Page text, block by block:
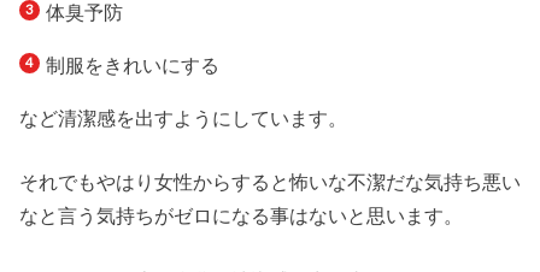
体臭予防
制服をきれいにする
など清潔感を出すようにしています。
それでもやはり女性からすると怖いな不潔だな気持ち悪い
なと言う気持ちがゼロになる事はないと思います。